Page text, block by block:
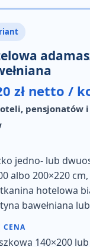
zł netto /
pensjonatów i
jedno- lub
albo 200×220
hotelowa
bawełniana
CENA
140×200